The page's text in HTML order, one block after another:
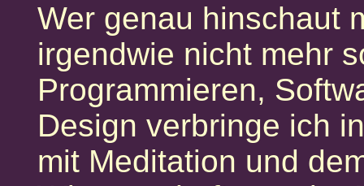
Wer genau hinschaut
irgendwie nicht mehr
Programmieren,
Design verbringe ich
mit Meditation und